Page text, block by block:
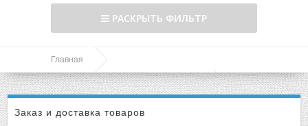
РАСКРЫТЬ ФИЛЬТР
▼
Главная
Дуги, Парники и Ландшафтный дизайн
Шпалеры Шпалера "Прямая" разборная
Заказ и доставка товаров